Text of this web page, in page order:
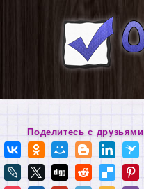
Поделитесь с друзьями